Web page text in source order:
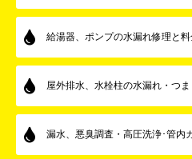
給湯器、ポンプの水漏れ修理と
屋外排水、水栓柱の水漏れ・つ
漏水、悪臭調査・高圧洗浄･管内